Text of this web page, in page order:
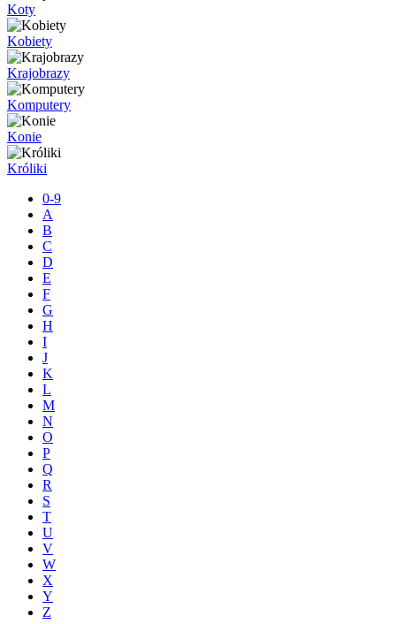
Koty
Kobiety
Krajobrazy
Komputery
Konie
Króliki
0-9
A
B
C
D
E
F
G
H
I
J
K
L
M
N
O
P
Q
R
S
T
U
V
W
X
Y
Z